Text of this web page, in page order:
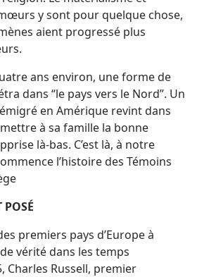
y sont pour quelque chose,
aient progressé plus
ans environ, une forme de
dans “le pays vers le Nord”. Un
en Amérique revint dans
à sa famille la bonne
là-bas. C’est là, à notre
l’histoire des Témoins
POSÉ
premiers pays d’Europe à
vérité dans les temps
Charles Russell, premier